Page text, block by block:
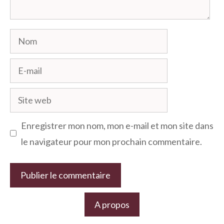
Nom
mail
Site
web
Enregistrer mon nom, mon e-mail et mon site dans
le navigateur pour mon prochain commentaire.
A propos